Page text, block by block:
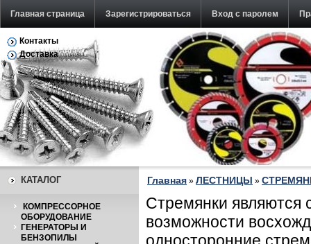
Главная страница Зарегистрироваться Вход с паролем
Обратная связь
Контакты
Доставка
КАТАЛОГ
КОМПРЕССОРНОЕ
ОБОРУДОВАНИЕ
ГЕНЕРАТОРЫ И
БЕНЗОПИЛЫ
Главная » ЛЕСТНИЦЫ »
Стремянки являются
возможности